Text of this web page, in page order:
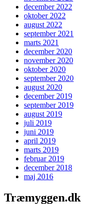
december 2022
oktober 2022
august 2022
september 2021
marts 2021
december 2020
november 2020
oktober 2020
september 2020
august 2020
december 2019
september 2019
august 2019
juli 2019
juni 2019
april 2019
marts 2019
februar 2019
december 2018
maj 2016
Træmyggen.dk